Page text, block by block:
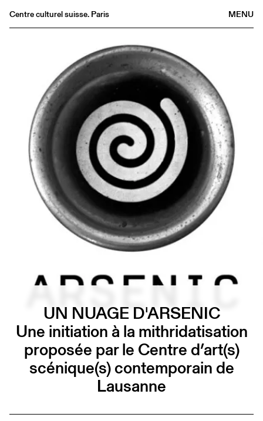
MENU
Centre culturel suisse. Paris
Medias
Publications
EN
UN NUAGE D'ARSENIC
Une initiation à la mithridatisation
proposée par le Centre d’art(s)
scénique(s) contemporain de
Lausanne